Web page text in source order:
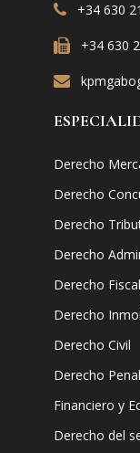
+34 630
+34 630
Derecho
Derecho
Derecho
Derecho
Derecho
Derecho
Derecho Civil
Derecho
Financiero y
Derecho del